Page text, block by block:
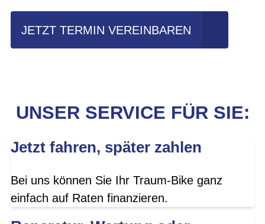
JETZT TERMIN VEREINBAREN
UNSER SERVICE FÜR SIE:
Jetzt fahren, später zahlen
Bei uns können Sie Ihr Traum-Bike ganz
einfach auf Raten finanzieren.